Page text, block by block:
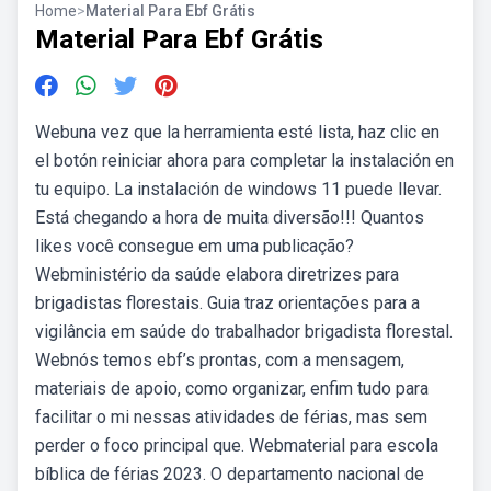
Home>Material Para Ebf Grátis
Material Para Ebf Grátis
Webuna vez que la herramienta esté lista, haz clic en
el botón reiniciar ahora para completar la instalación en
tu equipo. La instalación de windows 11 puede llevar.
Está chegando a hora de muita diversão!!! Quantos
likes você consegue em uma publicação?
Webministério da saúde elabora diretrizes para
brigadistas florestais. Guia traz orientações para a
vigilância em saúde do trabalhador brigadista florestal.
Webnós temos ebf’s prontas, com a mensagem,
materiais de apoio, como organizar, enfim tudo para
facilitar o mi nessas atividades de férias, mas sem
perder o foco principal que. Webmaterial para escola
bíblica de férias 2023. O departamento nacional de